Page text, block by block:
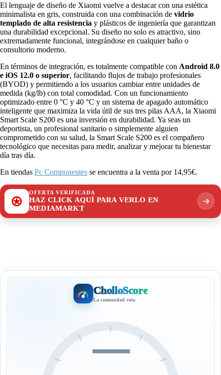
El lenguaje de diseño de Xiaomi vuelve a destacar con una estética
minimalista en gris, construida con una combinación de vidrio
templado de alta resistencia y plásticos de ingeniería que garantizan
una durabilidad excepcional. Su diseño no solo es atractivo, sino
extremadamente funcional, integrándose en cualquier baño o
consultorio moderno.
En términos de integración, es totalmente compatible con Android 8.0
e iOS 12.0 o superior, facilitando flujos de trabajo profesionales
(BYOD) y permitiendo a los usuarios cambiar entre unidades de
medida (kg/lb) con total comodidad. Con un funcionamiento
optimizado entre 0 °C y 40 °C y un sistema de apagado automático
inteligente que maximiza la vida útil de sus tres pilas AAA, la Xiaomi
Smart Scale S200 es una inversión en durabilidad. Ya seas un
deportista, un profesional sanitario o simplemente alguien
comprometido con su salud, la Smart Scale S200 es el compañero
tecnológico que necesitas para medir, analizar y mejorar tu bienestar
día tras día.
En tiendas Pc Componentes se encuentra a la venta por 14,95€.
OFERTA VERIFICADA
HAZ CLICK AQUÍ PARA VERLO EN
MEDIAMARKT
CholloScore
La comunidad vota
—